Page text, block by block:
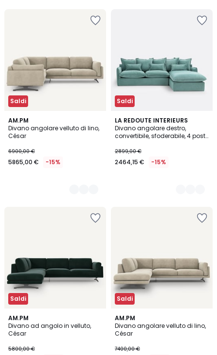
Saldi
AM.PM
Divano angolare velluto di lino,
César
6900,00 €
5865,00 € -15%
5
Colori
Saldi
LA REDOUTE INTERIEURS
Divano angolare destro,
convertibile, sfoderabile, 4 posti,
2899,00 €
2464,15 € -15%
3
Colori
Saldi
AM.PM
Divano ad angolo in velluto,
César
5800,00 €
18
Colori
Saldi
AM.PM
Divano angolare velluto di lino,
César
7400,00 €
5
Colori